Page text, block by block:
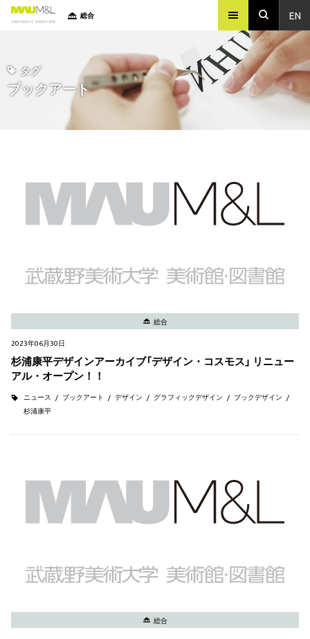
EN
総合
タグ
ブックアート
総合
2023年06月30日
杉浦康平デザインアーカイブ「デザイン・コスモス」 リニュー
アル・オープン！！
ニュース ブックアート デザイン グラフィックデザイン
ブックデザイン
杉浦康平
総合